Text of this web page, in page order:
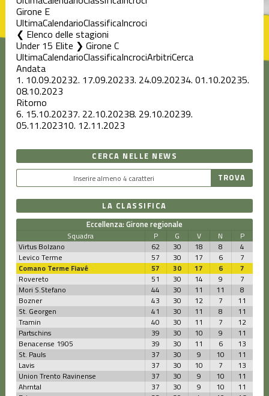
Girone E
UltimaCalendarioClassificaIncroci
Elenco delle stagioni
Under 15 Elite ❯ Girone C
UltimaCalendarioClassificaIncrociArbitriCerca
Andata
1. 10.09.20232. 17.09.20233. 24.09.20234. 01.10.20235.
08.10.2023
Ritorno
6. 15.10.20237. 22.10.20238. 29.10.20239.
05.11.202310. 12.11.2023
CERCA NELLE NEWS
LA CLASSIFICA
Eccellenza: Girone regionale
Squadra P G V N
P
Virtus Bolzano
62 30 18 8
4
Levico Terme
57 30 17 6
7
Comano Terme Fiavé
57 30 17 6
7
Rovereto
51 30 14 9
7
Mori S.Stefano
44 30 11 11
8
Bozner
43 30 12 7
11
St. Georgen
41 30 11 8
11
Tramin
40 30 11 7
12
Partschins
39 30 10 9
11
Benacense 1905
39 30 11 6
13
St. Pauls
37 30 9 10
11
Lavis
37 30 10 7
13
Union Trento Ravinense
37 30 9 10
11
Ahrntal
37 30 9 10
11